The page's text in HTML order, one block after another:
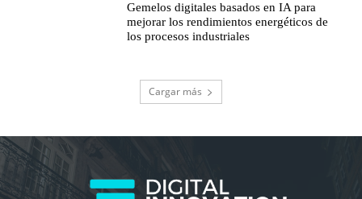
Gemelos digitales basados en IA para
mejorar los rendimientos energéticos de
los procesos industriales
Cargar más